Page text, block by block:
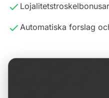
Lojalitetstroskelbonusar
Automatiska forslag